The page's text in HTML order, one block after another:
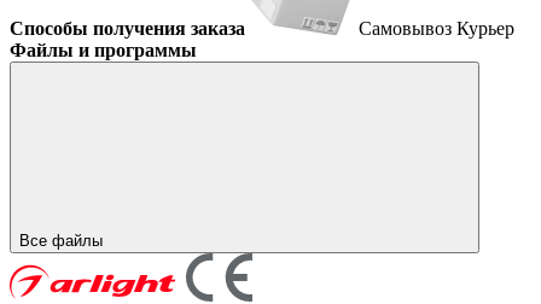
Способы получения заказа Самовывоз Курьер
Файлы и программы
Все файлы